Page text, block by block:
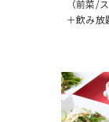
（前菜/
＋飲み放